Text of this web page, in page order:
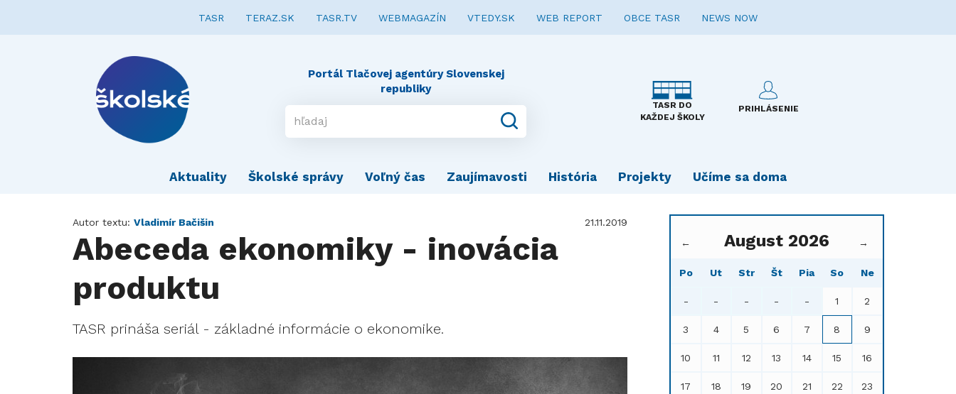
TASR TERAZ.SK TASR.TV WEBMAGAZÍN VTEDY.SK WEB REPORT OBCE TASR NEWS NOW
Portál Tlačovej agentúry Slovenskej
republiky
TASR DO
KAŽDEJ ŠKOLY
PRIHLÁSENIE
Aktuality Školské správy Voľný čas Zaujímavosti História Projekty Učíme sa doma
Autor textu: Vladimír Bačišin 21.11.2019
Abeceda ekonomiky - inovácia
produktu
TASR prináša seriál - základné informácie o ekonomike.
← August 2026 →
Po Ut Str Št Pia So Ne
- - - - - 1 2
3 4 5 6 7 8 9
10 11 12 13 14 15 16
17 18 19 20 21 22 23